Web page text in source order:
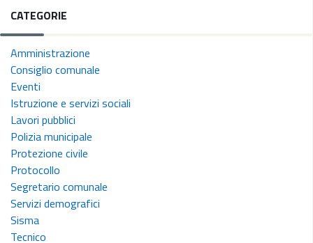
CATEGORIE
Amministrazione
Consiglio comunale
Eventi
Istruzione e servizi sociali
Lavori pubblici
Polizia municipale
Protezione civile
Protocollo
Segretario comunale
Servizi demografici
Sisma
Tecnico